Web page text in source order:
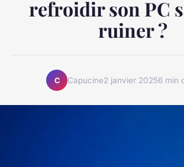
refroidir son PC
ruiner ?
C Capucine2 janvier 20256 min